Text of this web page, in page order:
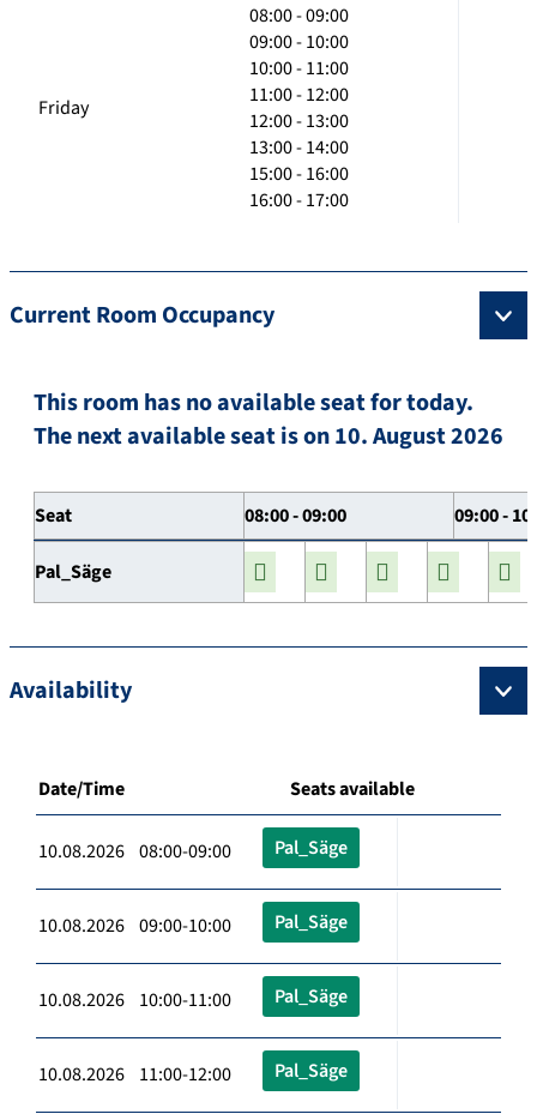
Friday
08:00 - 09:00
09:00 - 10:00
10:00 - 11:00
11:00 - 12:00
12:00 - 13:00
13:00 - 14:00
15:00 - 16:00
16:00 - 17:00
Current Room Occupancy
This room has no available seat for today.
The next available seat is on 10. August 2026
Seat 08:00 - 09:00 09:00 -
Pal_Säge
Availability
Date/Time Seats available
10.08.2026 08:00-09:00 Pal_Säge
10.08.2026 09:00-10:00 Pal_Säge
10.08.2026 10:00-11:00 Pal_Säge
10.08.2026 11:00-12:00 Pal_Säge